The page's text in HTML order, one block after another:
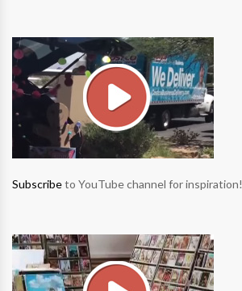
Subscribeto YouTube channel for inspiration!